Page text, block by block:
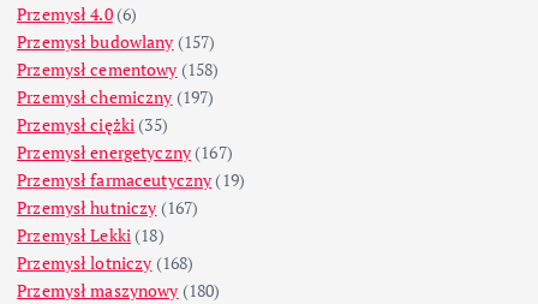
Przemysł 4.0(6)
Przemysł budowlany (157)
Przemysł cementowy (158)
Przemysł chemiczny (197)
Przemysł ciężki (35)
Przemysł energetyczny (167)
Przemysł farmaceutyczny (19)
Przemysł hutniczy (167)
Przemysł Lekki (18)
Przemysł lotniczy (168)
Przemysł maszynowy (180)